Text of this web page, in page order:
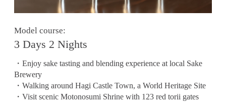
Model course:
3 Days 2 Nights
・Enjoy sake tasting and blending experience at local Sake
Brewery
・Walking around Hagi Castle Town, a World Heritage Site
・Visit scenic Motonosumi Shrine with 123 red torii gates